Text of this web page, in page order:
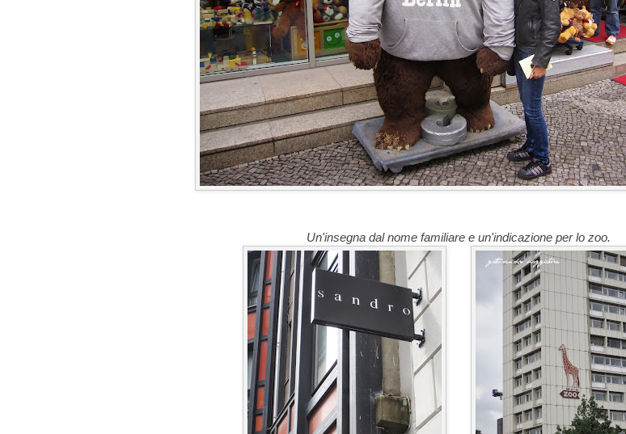
Un'insegna dal nome familiare e un'indicazione per lo zoo.